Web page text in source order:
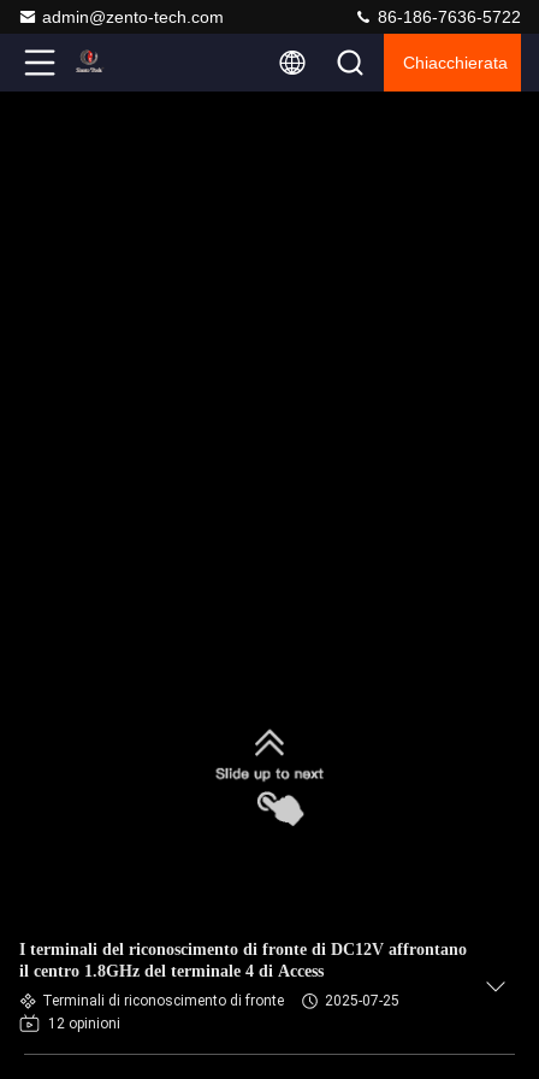
admin@zento-tech.com 86-186-7636-5722
Chiacchierata
I terminali del riconoscimento di fronte di DC12V affrontano
il centro 1.8GHz del terminale 4 di Access
Terminali di riconoscimento di fronte
2025-07-25
12 opinioni